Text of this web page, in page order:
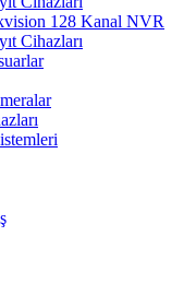
128 Kanal NVR
Cihazları